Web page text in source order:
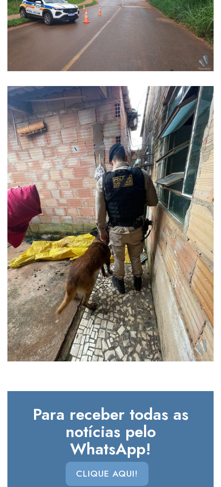
Para receber todas as
notícias pelo
WhatsApp!
CLIQUE AQUI!